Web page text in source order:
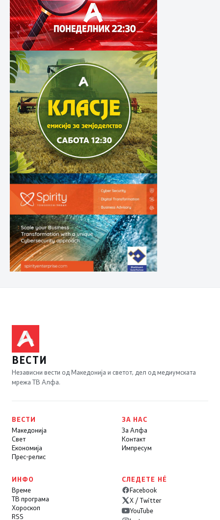
ВЕСТИ
Независни вести од Македонија и светот, дел од медиумската
мрежа ТВ Алфа.
ВЕСТИ
Македонија
Свет
Економија
Прес-релис
ЗА НАС
За Алфа
Контакт
Импресум
ИНФО
Време
ТВ програма
Хороскоп
RSS
СЛЕДЕТЕ НÉ
Facebook
X / Twitter
YouTube